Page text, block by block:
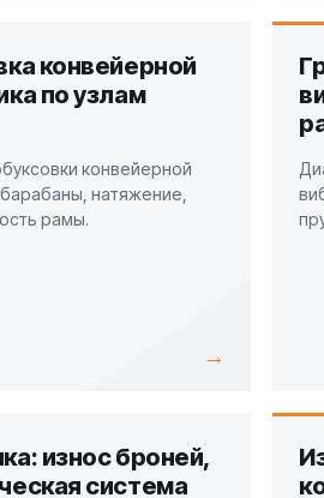
конвейерной
по узлам
конвейерной
натяжение,
рамы.
→
износ броней,
система